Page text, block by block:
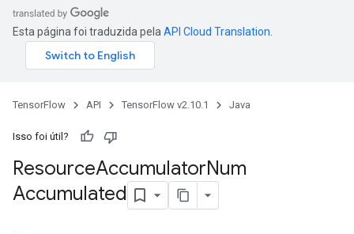
Esta página foi traduzida pela API Cloud Translation
TensorFlow API TensorFlow v2.10.1 Java
Isso foi útil?
ResourceAccumulatorNum
Accumulated